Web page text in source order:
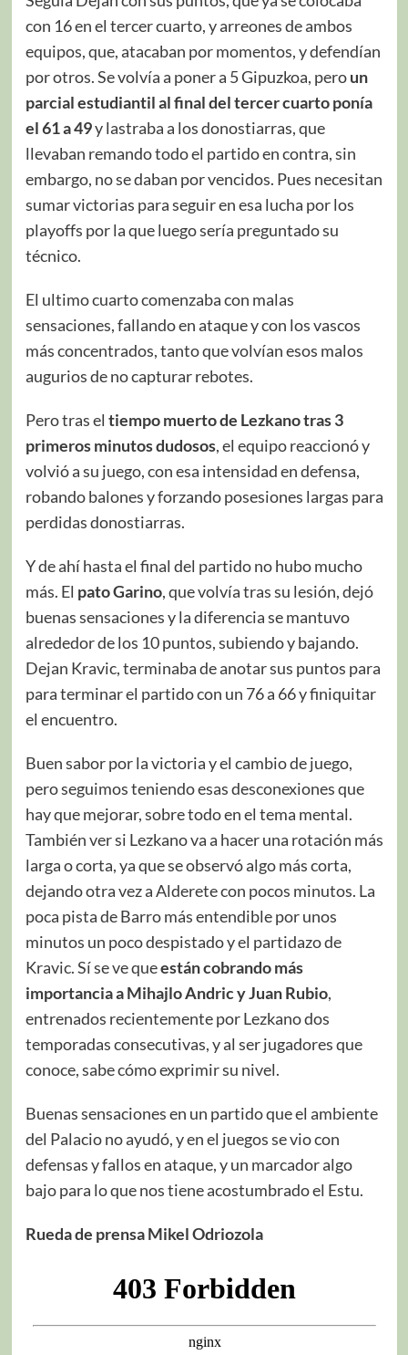
con 16 en el tercer cuarto, y arreones de ambos
equipos, que, atacaban por momentos, y defendían
por otros. Se volvía a poner a 5 Gipuzkoa, peroun
parcial estudiantil al final del tercer cuarto ponía
el 61 a 49y lastraba a los donostiarras, que
llevaban remando todo el partido en contra, sin
embargo, no se daban por vencidos. Pues necesitan
sumar victorias para seguir en esa lucha por los
playoffs por la que luego sería preguntado su
técnico.
El ultimo cuarto comenzaba con malas
sensaciones, fallando en ataque y con los vascos
más concentrados, tanto que volvían esos malos
augurios de no capturar rebotes.
Pero tras el tiempo muerto de Lezkano tras 3
primeros minutos dudosos, el equipo reaccionó y
volvió a su juego, con esa intensidad en defensa,
robando balones y forzando posesiones largas para
perdidas donostiarras.
Y de ahí hasta el final del partido no hubo mucho
más. El pato Garino, que volvía tras su lesión, dejó
buenas sensaciones y la diferencia se mantuvo
alrededor de los 10 puntos, subiendo y bajando.
Dejan Kravic, terminaba de anotar sus puntos para
para terminar el partido con un 76 a 66 y finiquitar
el encuentro.
Buen sabor por la victoria y el cambio de juego,
pero seguimos teniendo esas desconexiones que
hay que mejorar, sobre todo en el tema mental.
También ver si Lezkano va a hacer una rotación más
larga o corta, ya que se observó algo más corta,
dejando otra vez a Alderete con pocos minutos. La
poca pista de Barro más entendible por unos
minutos un poco despistado y el partidazo de
Kravic. Sí se ve queestán cobrando más
importancia a Mihajlo Andric y Juan Rubio,
entrenados recientemente por Lezkano dos
temporadas consecutivas, y al ser jugadores que
conoce, sabe cómo exprimir su nivel.
Buenas sensaciones en un partido que el ambiente
del Palacio no ayudó, y en el juegos se vio con
defensas y fallos en ataque, y un marcador algo
bajo para lo que nos tiene acostumbrado el Estu.
Rueda de prensa Mikel Odriozola